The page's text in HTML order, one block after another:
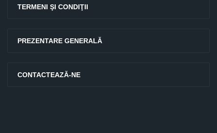
TERMENI ŞI CONDIŢII
PREZENTARE GENERALĂ
CONTACTEAZĂ-NE